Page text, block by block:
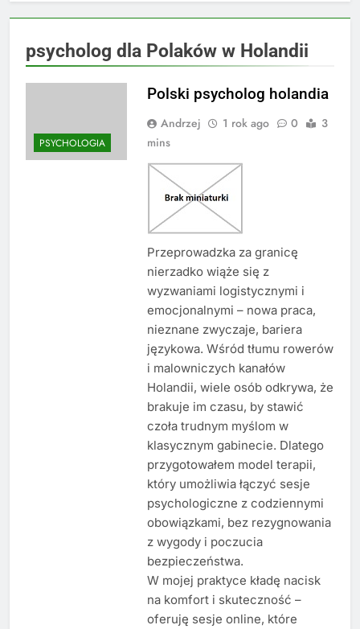
psycholog dla Polaków w Holandii
PSYCHOLOGIA
Polski psycholog holandia
Andrzej 1 rok ago 0
3
mins
Przeprowadzka za granicę
nierzadko wiąże się z
wyzwaniami logistycznymi i
emocjonalnymi – nowa praca,
nieznane zwyczaje, bariera
językowa. Wśród tłumu rowerów
i malowniczych kanałów
Holandii, wiele osób odkrywa, że
brakuje im czasu, by stawić
czoła trudnym myślom w
klasycznym gabinecie. Dlatego
przygotowałem model terapii,
który umożliwia łączyć sesje
psychologiczne z codziennymi
obowiązkami, bez rezygnowania
z wygody i poczucia
bezpieczeństwa.
W mojej praktyce kładę nacisk
na komfort i skuteczność –
oferuję sesje online, które